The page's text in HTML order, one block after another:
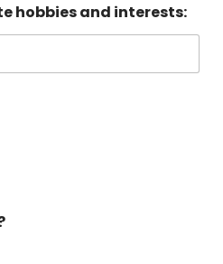
hobbies and interests: